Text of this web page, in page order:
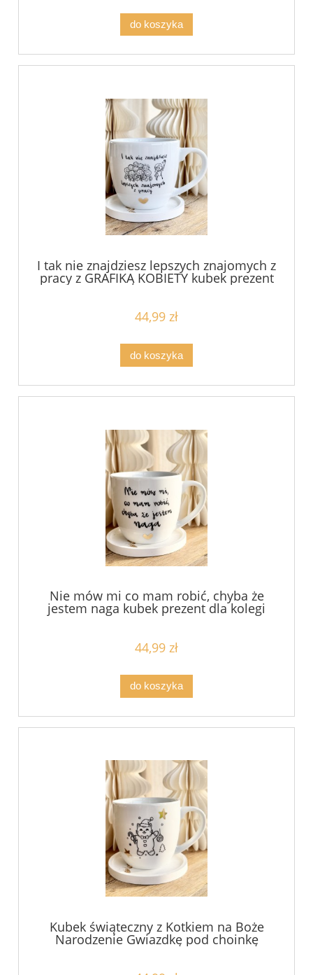
do koszyka
I tak nie znajdziesz lepszych znajomych z
pracy z GRAFIKĄ KOBIETY kubek prezent
dla koleżanki z pracy filiżanka
44,99 zł
do koszyka
Nie mów mi co mam robić, chyba że
jestem naga kubek prezent dla kolegi
koleżanki z pracy pojemność do
44,99 zł
do koszyka
Kubek świąteczny z Kotkiem na Boże
Narodzenie Gwiazdkę pod choinkę
kubek prezent dla koleżanki z pracy